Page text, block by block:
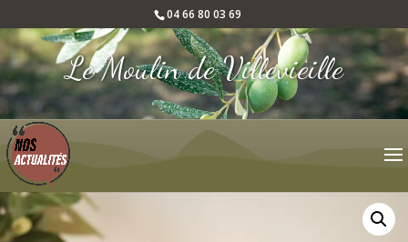
04 66 80 03 69
Le Moulin de Villevieille